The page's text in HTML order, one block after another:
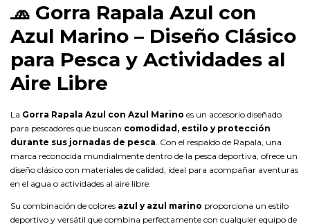
🧢 Gorra Rapala Azul con
Azul Marino – Diseño Clásico
para Pesca y Actividades al
Aire Libre
La Gorra Rapala Azul con Azul Marino es un accesorio diseñado
para pescadores que buscan comodidad, estilo y protección
durante sus jornadas de pesca . Con el respaldo de Rapala, una
marca reconocida mundialmente dentro de la pesca deportiva, ofrece un
diseño clásico con materiales de calidad, ideal para acompañar aventuras
en el agua o actividades al aire libre.
Su combinación de colores azul y azul marino proporciona un estilo
deportivo y versátil que combina perfectamente con cualquier equipo de